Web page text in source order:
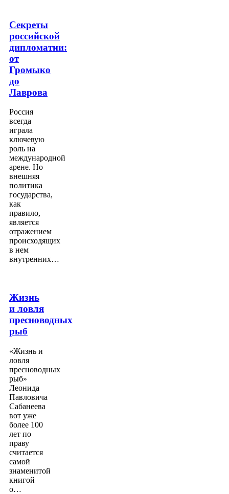
Секреты
российской
дипломатии:
от
Громыко
до
Лаврова
Россия
всегда
играла
ключевую
роль на
международной
арене. Но
внешняя
политика
государства,
как
правило,
является
отражением
происходящих
в нем
внутренних…
Жизнь
и ловля
пресноводных
рыб
«Жизнь и
ловля
пресноводных
рыб»
Леонида
Павловича
Сабанеева
вот уже
более 100
лет по
праву
считается
самой
знаменитой
книгой
о…